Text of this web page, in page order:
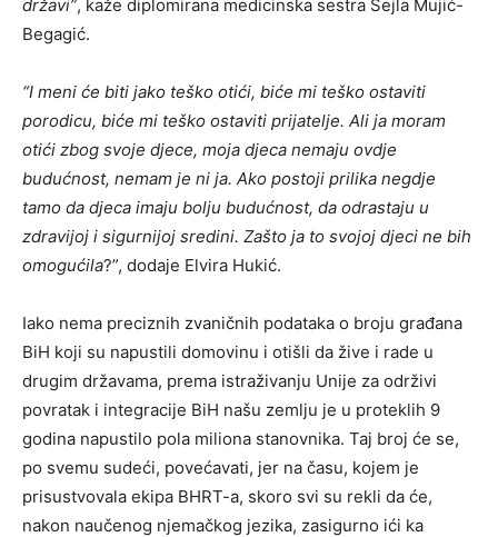
državi”, kaže diplomirana medicinska sestra Šejla Mujić-
Begagić.
“I meni će biti jako teško otići, biće mi teško ostaviti
porodicu, biće mi teško ostaviti prijatelje. Ali ja moram
otići zbog svoje djece, moja djeca nemaju ovdje
budućnost, nemam je ni ja. Ako postoji prilika negdje
tamo da djeca imaju bolju budućnost, da odrastaju u
zdravijoj i sigurnijoj sredini. Zašto ja to svojoj djeci ne bih
omogućila?”, dodaje Elvira Hukić.
Iako nema preciznih zvaničnih podataka o broju građana
BiH koji su napustili domovinu i otišli da žive i rade u
drugim državama, prema istraživanju Unije za održivi
povratak i integracije BiH našu zemlju je u proteklih 9
godina napustilo pola miliona stanovnika. Taj broj će se,
po svemu sudeći, povećavati, jer na času, kojem je
prisustvovala ekipa BHRT-a, skoro svi su rekli da će,
nakon naučenog njemačkog jezika, zasigurno ići ka